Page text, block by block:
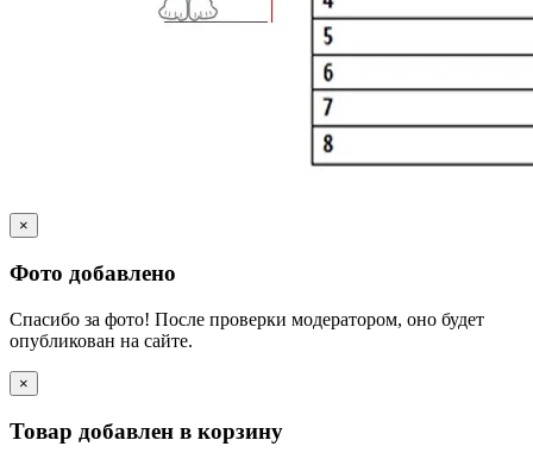
×
Фото добавлено
Спасибо за фото! После проверки модератором, оно будет
опубликован на сайте.
×
Товар добавлен в корзину